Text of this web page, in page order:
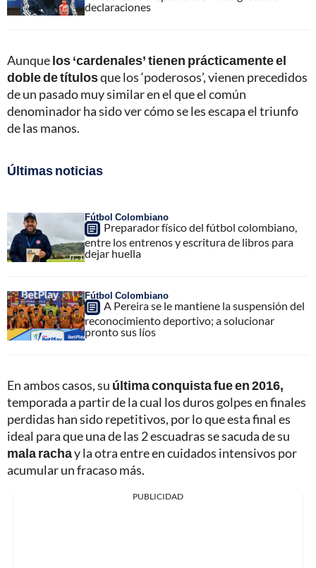
declaraciones
Aunquelos ‘cardenales’ tienen prácticamente el
doble de títulosque los ‘poderosos’, vienen precedidos
de un pasado muy similar en el que el común
denominador ha sido ver cómo se les escapa el triunfo
de las manos.
Últimas noticias
Fútbol Colombiano
Preparador físico del fútbol colombiano,
entre los entrenos y escritura de libros para
dejar huella
Fútbol Colombiano
A Pereira se le mantiene la suspensión del
reconocimiento deportivo; a solucionar
pronto sus líos
En ambos casos, su última conquista fue en 2016,
temporada a partir de la cual los duros golpes en finales
perdidas han sido repetitivos, por lo que esta final es
ideal para que una de las 2 escuadras se sacuda de su
mala rachay la otra entre en cuidados intensivos por
acumular un fracaso más.
PUBLICIDAD